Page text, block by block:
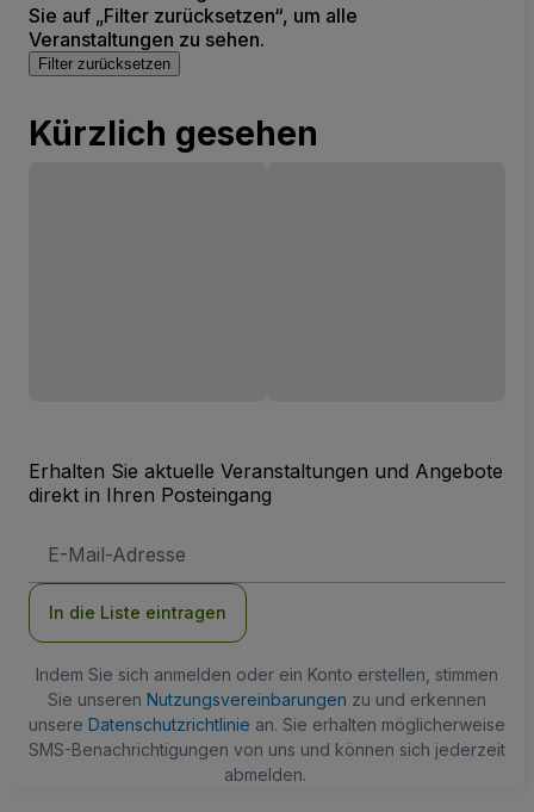
Sie auf „Filter zurücksetzen“, um alle
Veranstaltungen zu sehen.
Filter zurücksetzen
Kürzlich gesehen
Erhalten Sie aktuelle Veranstaltungen und Angebote
direkt in Ihren Posteingang
Mail-
In die Liste eintragen
Indem Sie sich anmelden oder ein Konto erstellen, stimmen
Sie unseren Nutzungsvereinbarungen zu und erkennen
unsere Datenschutzrichtlinie an. Sie erhalten möglicherweise
SMS-Benachrichtigungen von uns und können sich jederzeit
abmelden.